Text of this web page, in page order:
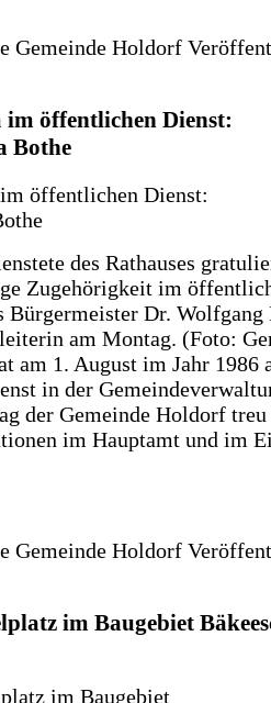
Gemeinde Holdorf
öffentlichen Dienst:
Bothe
des Rathauses
Zugehörigkeit im
Dr. Wolfgang
am Montag. (Foto:
am 1. August im Jahr 1986
in der
der Gemeinde Holdorf
im Hauptamt und im
Gemeinde Holdorf
im Baugebiet